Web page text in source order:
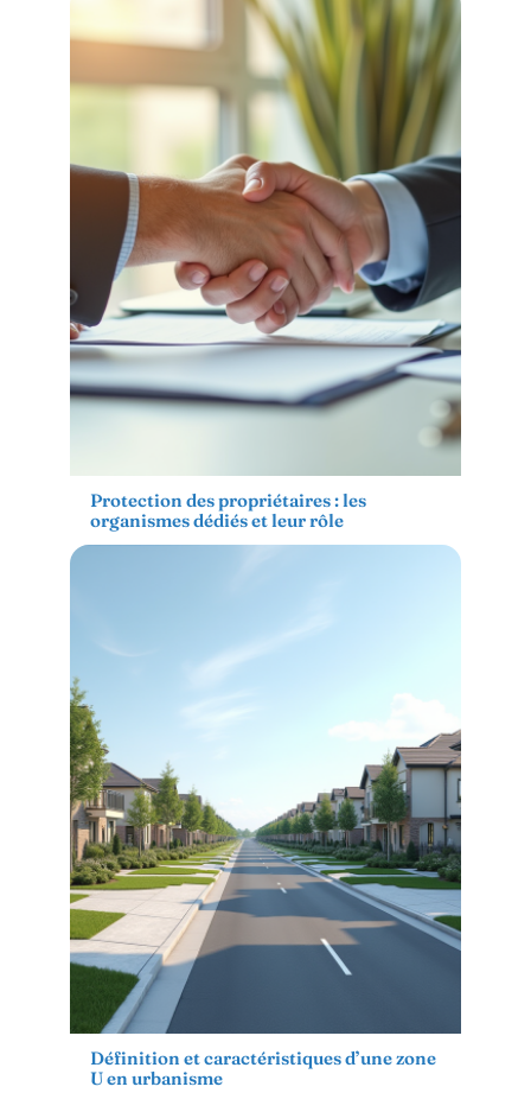
Protection des propriétaires : les
organismes dédiés et leur rôle
Définition et caractéristiques d’une zone
U en urbanisme